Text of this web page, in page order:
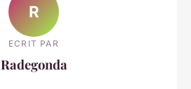
R
ECRIT PAR
Radegonda